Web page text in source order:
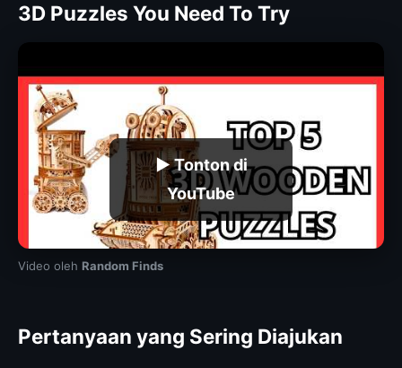
3D Puzzles You Need To Try
▶ Tonton di
YouTube
Video oleh Random Finds
Pertanyaan yang Sering Diajukan